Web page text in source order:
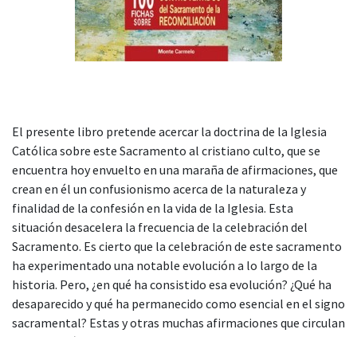
El presente libro pretende acercar la doctrina de la Iglesia
Católica sobre este Sacramento al cristiano culto, que se
encuentra hoy envuelto en una maraña de afirmaciones, que
crean en él un confusionismo acerca de la naturaleza y
finalidad de la confesión en la vida de la Iglesia. Esta
situación desacelera la frecuencia de la celebración del
Sacramento. Es cierto que la celebración de este sacramento
ha experimentado una notable evolución a lo largo de la
historia. Pero, ¿en qué ha consistido esa evolución? ¿Qué ha
desaparecido y qué ha permanecido como esencial en el signo
sacramental? Estas y otras muchas afirmaciones que circulan